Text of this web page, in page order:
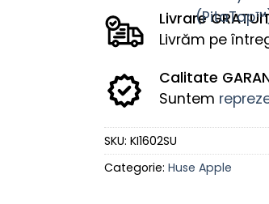
Livrare
Livrăm pe
Calitate
Suntem
SKU: KI1602SU
Categorie: Huse Apple